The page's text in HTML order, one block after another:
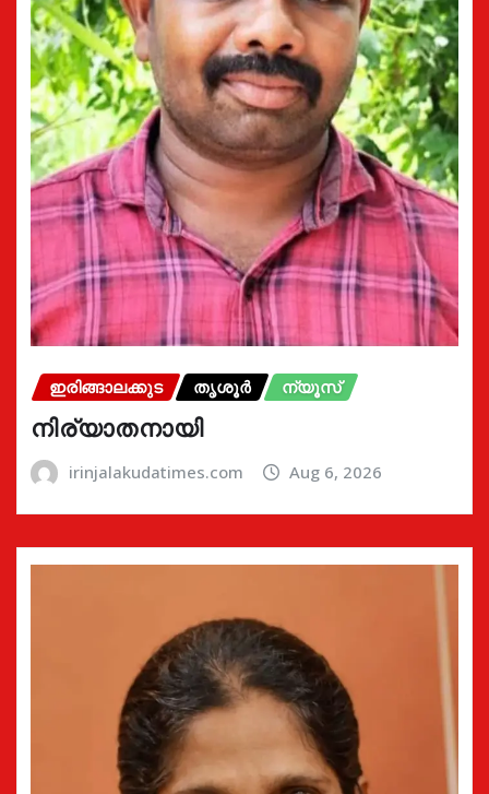
ഇരിങ്ങാലക്കുട തൃശൂർ ന്യൂസ്
നിര്യാതനായി
irinjalakudatimes.com Aug 6, 2026